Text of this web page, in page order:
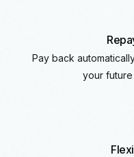
Pay back
your future